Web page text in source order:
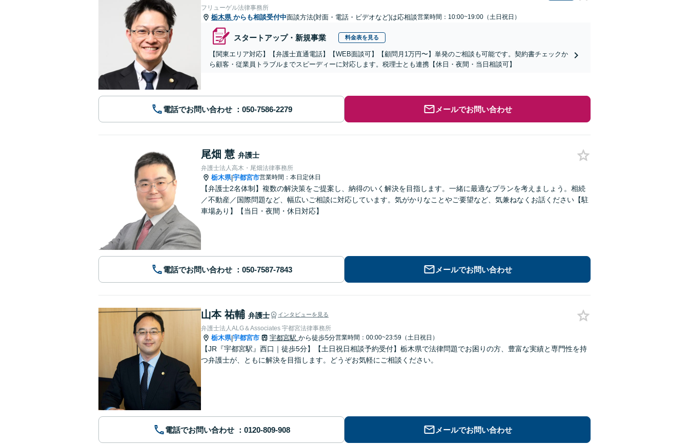
フリューゲル法律事務所
栃木県 からも相談受付中面談方法(対面・電話・ビデオなど)は応相談営業時間：10:00~19:00（土日祝日）
スタートアップ・新規事業 料金表を見る
【関東エリア対応】【弁護士直通電話】【WEB面談可】【顧問月1万円〜】単発のご相談も可能です。契約書チェックか
ら顧客・従業員トラブルまでスピーディーに対応します。税理士とも連携【休日・夜間・当日相談可】
電話でお問い合わせ メールでお問い合わせ
尾畑 慧 弁護士
弁護士法人高木・尾畑法律事務所
栃木県|宇都宮市営業時間：本日定休日
【弁護士2名体制】複数の解決策をご提案し、納得のいく解決を目指します。一緒に最適なプランを考えましょう。相続
／不動産／国際問題など、幅広いご相談に対応しています。気がかりなことやご要望など、気兼ねなくお話ください【駐
車場あり】【当日・夜間・休日対応】
電話でお問い合わせ メールでお問い合わせ
山本 祐輔 弁護士 インタビューを見る
弁護士法人ALG＆Associates 宇都宮法律事務所
栃木県|宇都宮市 宇都宮駅 から徒歩5分営業時間：00:00~23:59（土日祝日）
【JR『宇都宮駅』西口｜徒歩5分】【土日祝日相談予約受付】栃木県で法律問題でお困りの方、豊富な実績と専門性を持
つ弁護士が、ともに解決を目指します。どうぞお気軽にご相談ください。
電話でお問い合わせ メールでお問い合わせ